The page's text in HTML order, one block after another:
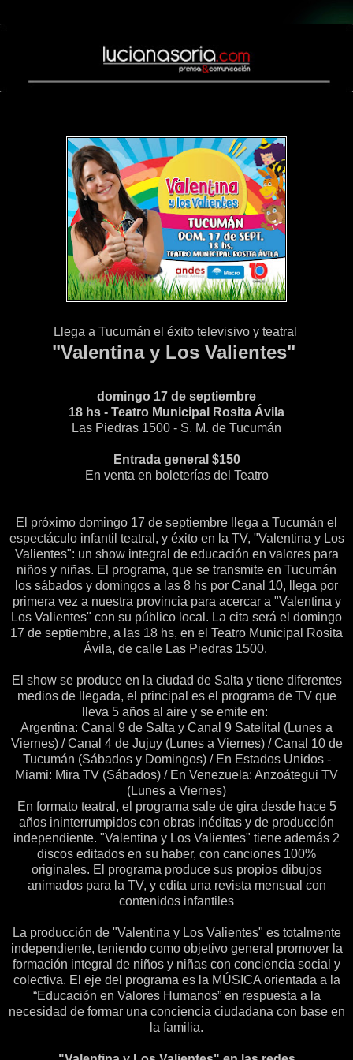
Llega a Tucumán el éxito televisivo y teatral
"Valentina y Los Valientes"
domingo 17 de septiembre
18 hs - Teatro Municipal Rosita Ávila
Las Piedras 1500 - S. M. de Tucumán
Entrada general $150
En venta en boleterías del Teatro
El próximo domingo 17 de septiembre llega a Tucumán el
espectáculo infantil teatral, y éxito en la TV, "Valentina y Los
Valientes": un show integral de educación en valores para
niños y niñas. El programa, que se transmite en Tucumán
los sábados y domingos a las 8 hs por Canal 10, llega por
primera vez a nuestra provincia para acercar a "Valentina y
Los Valientes" con su público local. La cita será el domingo
17 de septiembre, a las 18 hs, en el Teatro Municipal Rosita
Ávila, de calle Las Piedras 1500.
El show se produce en la ciudad de Salta y tiene diferentes
medios de llegada, el principal es el programa de TV que
lleva 5 años al aire y se emite en:
Argentina: Canal 9 de Salta y Canal 9 Satelital (Lunes a
Viernes) / Canal 4 de Jujuy (Lunes a Viernes) / Canal 10 de
Tucumán (Sábados y Domingos) / En Estados Unidos -
Miami: Mira TV (Sábados) / En Venezuela: Anzoátegui TV
(Lunes a Viernes)
En formato teatral, el programa sale de gira desde hace 5
años ininterrumpidos con obras inéditas y de producción
independiente. "Valentina y Los Valientes" tiene además 2
discos editados en su haber, con canciones 100%
originales. El programa produce sus propios dibujos
animados para la TV, y edita una revista mensual con
contenidos infantiles
La producción de "Valentina y Los Valientes" es totalmente
independiente, teniendo como objetivo general promover la
formación integral de niños y niñas con conciencia social y
colectiva. El eje del programa es la MÚSICA orientada a la
“Educación en Valores Humanos” en respuesta a la
necesidad de formar una conciencia ciudadana con base en
la familia.